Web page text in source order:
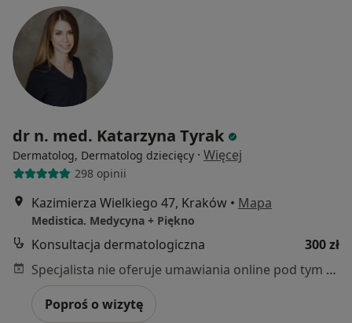
dr n. med. Katarzyna Tyrak
Dermatolog, Dermatolog dziecięcy · Więcej
298 opinii
Kazimierza Wielkiego 47, Kraków • Mapa
Medistica. Medycyna + Piękno
Konsultacja dermatologiczna
300 zł
Specjalista nie oferuje umawiania online pod tym adresem.
Poproś o wizytę